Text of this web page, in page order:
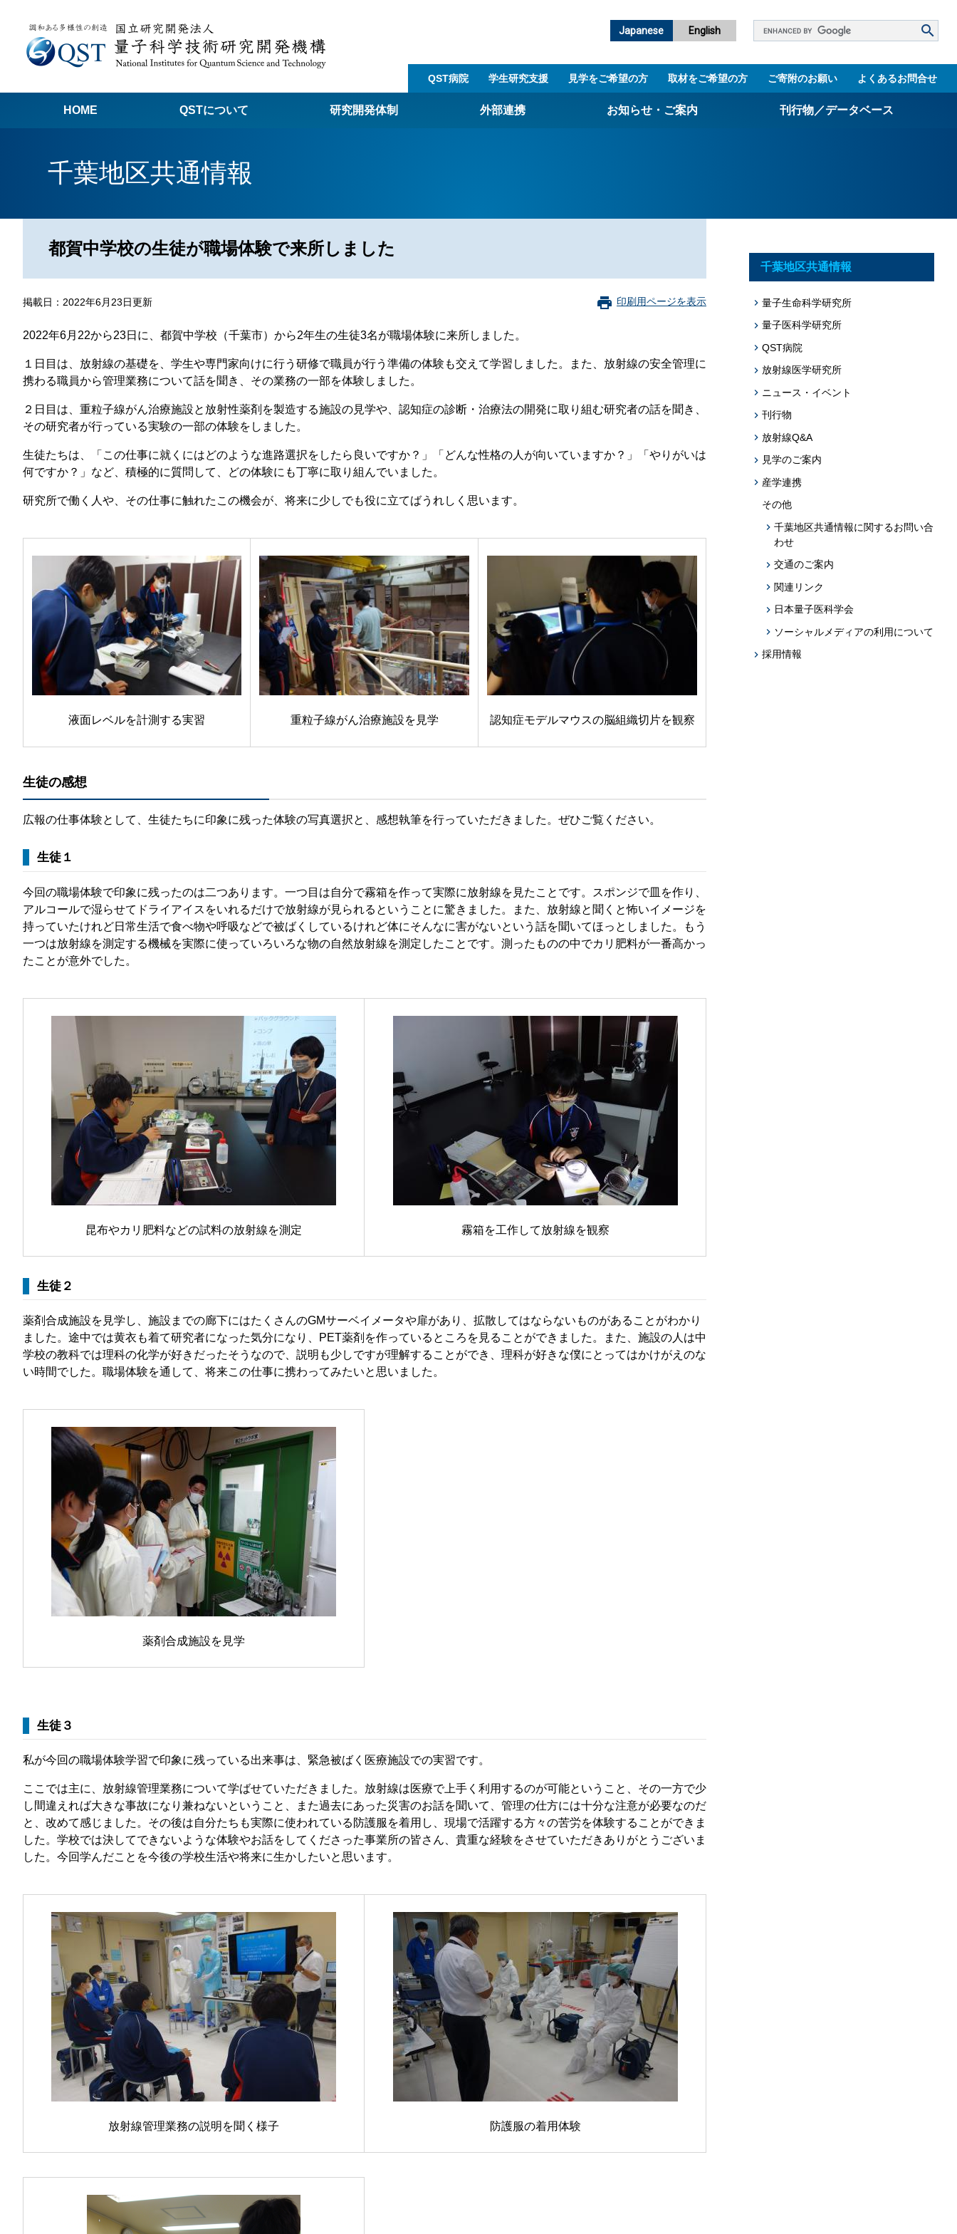
Japanese English
Google
ス
QST病院 学生研究支援​ 見学をご希望の方 取材をご希望の方 ご寄附のお願い よくあるお問合せ
HOME QSTについて
公開事項
規程集
個人情報関連の情報
利益相反マネジメント規程
研究開発体制
量子医科学研究所
NanoTerasuセンター
QST革新プロジェクト
本部
外部連携
進」
BRIDGE量子関連施策
お知らせ・ご案内 刊行物／データベース
技術シーズ集／知財マップ
プログラム・データベース成果物一覧
学術機関リポジトリQST-Repository
千葉地区共通情報
都賀中学校の生徒が職場体験で来所しました
掲載日：2022年6月23日更新 印刷用ページを表示
2022年6月22から23日に、都賀中学校（千葉市）から2年生の生徒3名が職場体験に来所しました。
１日目は、放射線の基礎を、学生や専門家向けに行う研修で職員が行う準備の体験も交えて学習しました。また、放射線の安全管理に
携わる職員から管理業務について話を聞き、その業務の一部を体験しました。
２日目は、重粒子線がん治療施設と放射性薬剤を製造する施設の見学や、認知症の診断・治療法の開発に取り組む研究者の話を聞き、
その研究者が行っている実験の一部の体験をしました。
生徒たちは、「この仕事に就くにはどのような進路選択をしたら良いですか？」「どんな性格の人が向いていますか？」「やりがいは
何ですか？」など、積極的に質問して、どの体験にも丁寧に取り組んでいました。
研究所で働く人や、その仕事に触れたこの機会が、将来に少しでも役に立てばうれしく思います。
液面レベルを計測する実習 重粒子線がん治療施設を見学 認知症モデルマウスの脳組織切片を観察
生徒の感想
広報の仕事体験として、生徒たちに印象に残った体験の写真選択と、感想執筆を行っていただきました。ぜひご覧ください。
生徒１
今回の職場体験で印象に残ったのは二つあります。一つ目は自分で霧箱を作って実際に放射線を見たことです。スポンジで皿を作り、
アルコールで湿らせてドライアイスをいれるだけで放射線が見られるということに驚きました。また、放射線と聞くと怖いイメージを
持っていたけれど日常生活で食べ物や呼吸などで被ばくしているけれど体にそんなに害がないという話を聞いてほっとしました。もう
一つは放射線を測定する機械を実際に使っていろいろな物の自然放射線を測定したことです。測ったものの中でカリ肥料が一番高かっ
たことが意外でした。
昆布やカリ肥料などの試料の放射線を測定 霧箱を工作して放射線を観察
生徒２
薬剤合成施設を見学し、施設までの廊下にはたくさんのGMサーベイメータや扉があり、拡散してはならないものがあることがわかり
ました。途中では黄衣も着て研究者になった気分になり、PET薬剤を作っているところを見ることができました。また、施設の人は中
学校の教科では理科の化学が好きだったそうなので、説明も少しですが理解することができ、理科が好きな僕にとってはかけがえのな
い時間でした。職場体験を通して、将来この仕事に携わってみたいと思いました。
薬剤合成施設を見学
生徒３
私が今回の職場体験学習で印象に残っている出来事は、緊急被ばく医療施設での実習です。
ここでは主に、放射線管理業務について学ばせていただきました。放射線は医療で上手く利用するのが可能ということ、その一方で少
し間違えれば大きな事故になり兼ねないということ、また過去にあった災害のお話を聞いて、管理の仕方には十分な注意が必要なのだ
と、改めて感じました。その後は自分たちも実際に使われている防護服を着用し、現場で活躍する方々の苦労を体験することができま
した。学校では決してできないような体験やお話をしてくださった事業所の皆さん、貴重な経験をさせていただきありがとうございま
した。今回学んだことを今後の学校生活や将来に生かしたいと思います。
放射線管理業務の説明を聞く様子 防護服の着用体験
千葉地区共通情報
量子生命科学研究所
量子医科学研究所
QST病院
放射線医学研究所
ニュース・イベント
刊行物
放射線Q&A
見学のご案内
産学連携
その他
千葉地区共通情報に関するお問い合
わせ
交通のご案内
関連リンク
日本量子医科学会
ソーシャルメディアの利用について
採用情報